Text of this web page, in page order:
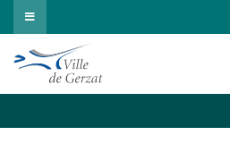
Passer
au
contenu